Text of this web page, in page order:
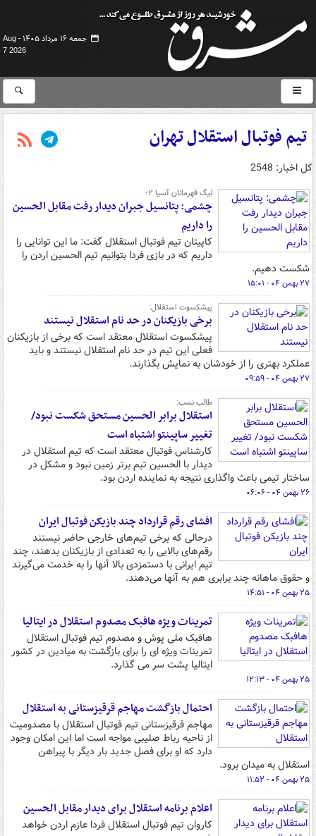
جمعه ۱۶ مرداد ۱۴۰۵ -
Aug
7 2026
تیم فوتبال استقلال تهران
کل اخبار: 2548
لیگ قهرمانان آسیا ۲؛
چشمی: پتانسیل جبران دیدار رفت مقابل الحسین
را داریم
کاپیتان تیم فوتبال استقلال گفت: ما این توانایی را
داریم که در بازی فردا بتوانیم تیم الحسین اردن را
شکست دهیم.
۲۷ بهمن ۰۴ - ۱۵:۰۱
پیشکسوت استقلال:
برخی بازیکنان در حد نام استقلال نیستند
پیشکسوت استقلال معتقد است که برخی از بازیکنان
فعلی این تیم در حد نام استقلال نیستند و باید
عملکرد بهتری را از خودشان به نمایش بگذارند.
۲۷ بهمن ۰۴ - ۰۹:۵۹
طالب نسب:
استقلال برابر الحسین مستحق شکست نبود/
تغییر ساپینتو اشتباه است
کارشناس فوتبال معتقد است که تیم استقلال در
دیدار با الحسین تیم برتر زمین نبود و مشکل در
ساختار تیمی باعث واگذاری نتیجه به نماینده اردن بود.
۲۶ بهمن ۰۴ - ۰۶:۰۶
افشای رقم قرارداد چند بازیکن فوتبال ایران
درحالی که برخی تیم‌های خارجی حاضر نیستند
رقم‌های بالایی را به تعدادی از بازیکنان بدهند، چند
تیم ایرانی با دستمزدی بالا آنها را به خدمت می‌گیرند
و حقوق ماهانه چند برابری هم به آنها می‌دهند.
۲۵ بهمن ۰۴ - ۱۴:۵۱
تمرینات ویژه هافبک مصدوم استقلال در ایتالیا
هافبک ملی پوش و مصدوم تیم فوتبال استقلال
تمرینات ویژه ای را برای بازگشت به میادین در کشور
ایتالیا پشت سر می گذارد.
۲۵ بهمن ۰۴ - ۱۲:۱۳
احتمال بازگشت مهاجم قرقیزستانی به استقلال
مهاجم قرقیزستانی تیم فوتبال استقلال با مصدومیت
از ناحیه رباط صلیبی مواجه است اما این امکان وجود
دارد که او برای فصل جدید بار دیگر با پیراهن
استقلال به میدان برود.
۲۵ بهمن ۰۴ - ۱۱:۵۲
اعلام برنامه استقلال برای دیدار مقابل الحسین
کاروان تیم فوتبال استقلال فردا عازم اردن خواهد